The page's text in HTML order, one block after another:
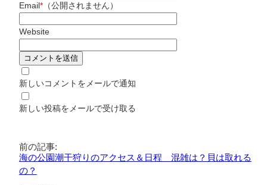
Email*（公開されません）
Website
新しいコメントをメールで通知
新しい投稿をメールで受け取る
前の記事:
海の公園潮干狩りのアクセス＆日程 混雑は？貝は取れる
の？